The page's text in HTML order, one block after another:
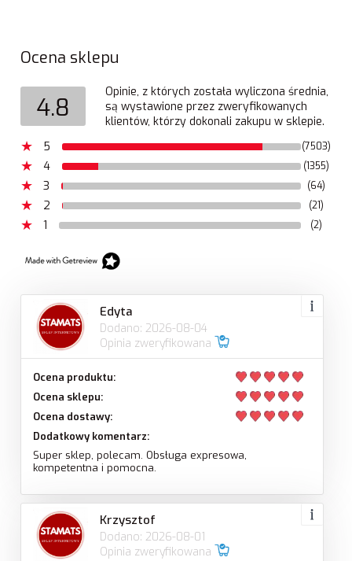
Ocena sklepu
4.8
Opinie, z których została wyliczona średnia,
są wystawione przez zweryfikowanych
klientów, którzy dokonali zakupu w sklepie.
5
(7503)
4 (1355)
3 (64)
2 (21)
1 (2)
Edyta
Dodano: 2026-08-04
Opinia zweryfikowana
Ocena produktu:
Ocena sklepu:
Ocena dostawy:
Dodatkowy komentarz:
Super sklep, polecam. Obsługa expresowa,
kompetentna i pomocna.
Krzysztof
Dodano: 2026-08-01
Opinia zweryfikowana